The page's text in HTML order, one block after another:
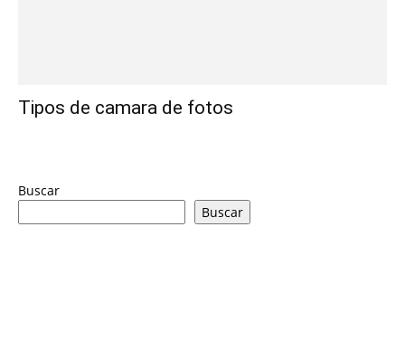
Tipos de camara de fotos
Buscar
Buscar